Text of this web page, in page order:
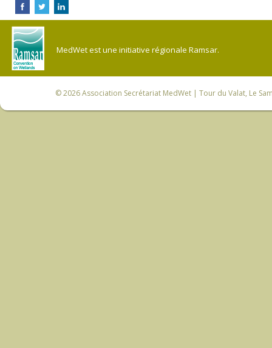
MedWet est une initiative régionale Ramsar.
© 2026Association Secrétariat MedWet | Tour du Valat, Le